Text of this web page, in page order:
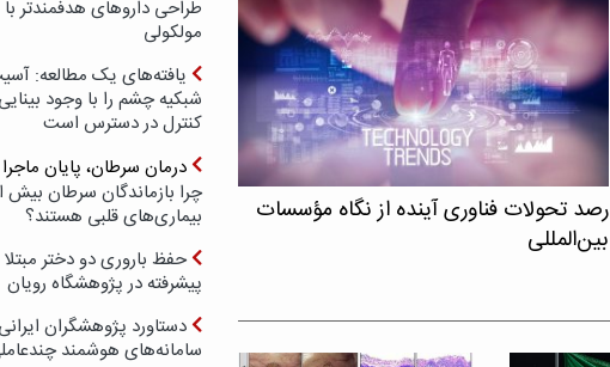
رصد تحولات فناوری آینده از نگاه مؤسسات
بین‌المللی
طراحی داروهای هدفمندتر
مولکولی
یافته‌های یک مطالعه:
شبکیه چشم را با وجود
کنترل در دسترس است
درمان سرطان، پایان
چرا بازماندگان سرطان
بیماری‌های قلبی هستند؟
حفظ باروری دو دختر
پیشرفته در پژوهشگاه رویان
دستاورد پژوهشگران
سامانه‌های هوشمند